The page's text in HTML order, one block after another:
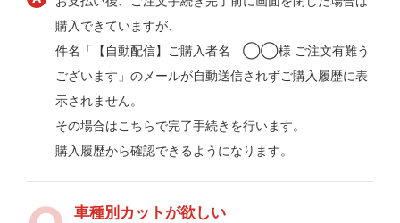
購入できていますが、
件名「【自動配信】ご購入者名 ◯◯様 ご注文有難う
ございます」のメールが自動送信されずご購入履歴に表
示されません。
その場合はこちらで完了手続きを行います。
購入履歴から確認できるようになります。
車種別カットが欲しい